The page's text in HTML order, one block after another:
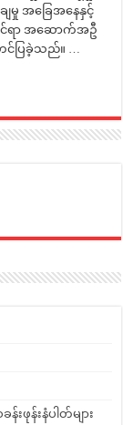
မှု အခြေအနေနှင့်
ရာ အဆောက်အဦ
တင်ပြခဲ့သည်။ …
ဖုန်းနံပါတ်များ